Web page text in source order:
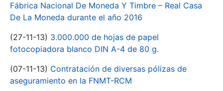
Fábrica Nacional De Moneda Y Timbre – Real Casa
De La Moneda durante el año 2016
(27-11-13) 3.000.000 de hojas de papel
fotocopiadora blanco DIN A-4 de 80 g.
(07-11-13) Contratación de diversas pólizas de
aseguramiento en la FNMT-RCM